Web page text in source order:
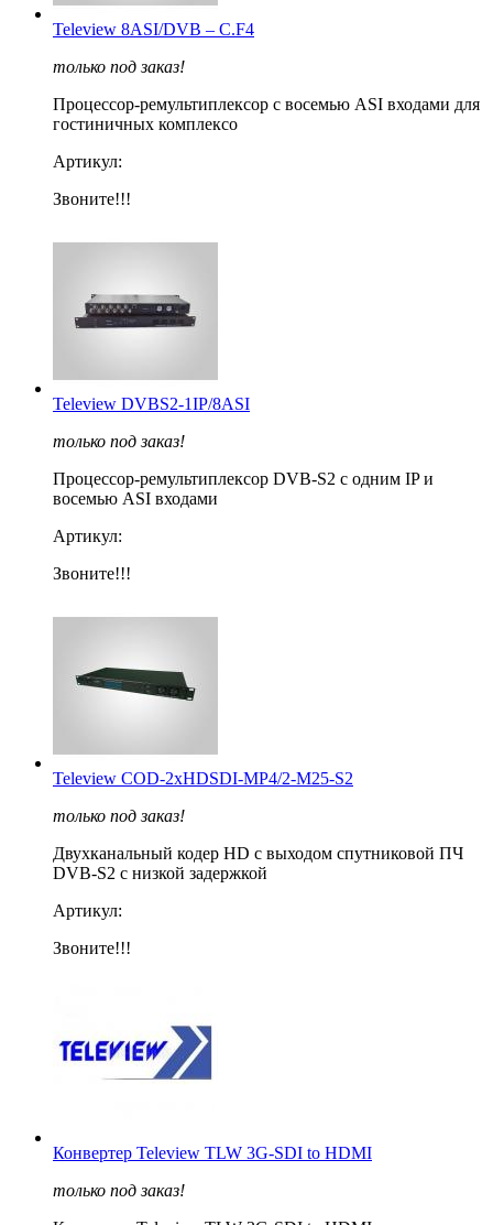
Teleview 8ASI/DVB – С.F4
только под заказ!
Процессор-ремультиплексор с восемью ASI входами для
гостиничных комплексо
Артикул:
Звоните!!!
Teleview DVBS2-1IP/8ASI
только под заказ!
Процессор-ремультиплексор DVB-S2 с одним IP и
восемью ASI входами
Артикул:
Звоните!!!
Teleview COD-2xHDSDI-MP4/2-M25-S2
только под заказ!
Двухканальный кодер HD с выходом спутниковой ПЧ
DVB-S2 с низкой задержкой
Артикул:
Звоните!!!
Конвертер Teleview TLW 3G-SDI to HDMI
только под заказ!